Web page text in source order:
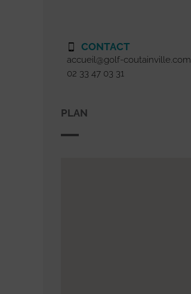
CONTACT
accueil@golf-coutainville.com
02 33 47 03 31
PLAN